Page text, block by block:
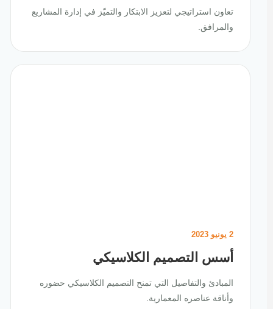
تعاون استراتيجي لتعزيز الابتكار والتميّز في إدارة المشاريع
والمرافق.
أسس التصميم الكلاسيكي
المبادئ والتفاصيل التي تمنح التصميم الكلاسيكي حضوره
وأناقة عناصره المعمارية.